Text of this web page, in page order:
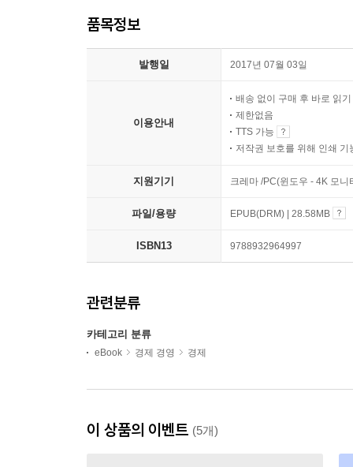
품목정보
발행일 2017년 07월 03일
이용안내
배송 없이 구매 후 바로 읽기
제한없음
TTS 가능
저작권 보호를 위해 인쇄 기
지원기기 크레마 /PC(윈도우 - 4K 모
파일/용량 EPUB(DRM) | 28.58MB
ISBN13 9788932964997
관련분류
카테고리 분류
eBook 경제 경영 경제
이 상품의 이벤트 (5개)